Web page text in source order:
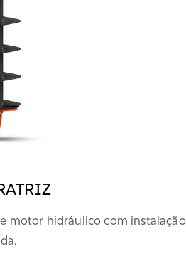
motor hidráulico com instalação